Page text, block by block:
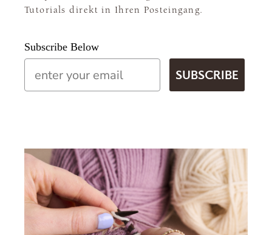
Tutorials direkt in Ihren Posteingang.
Subscribe Below
SUBSCRIBE